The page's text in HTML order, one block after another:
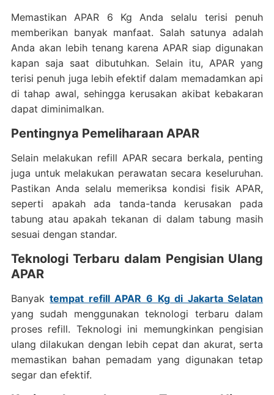
Memastikan APAR 6 Kg Anda selalu terisi penuh
memberikan banyak manfaat. Salah satunya adalah
Anda akan lebih tenang karena APAR siap digunakan
kapan saja saat dibutuhkan. Selain itu, APAR yang
terisi penuh juga lebih efektif dalam memadamkan api
di tahap awal, sehingga kerusakan akibat kebakaran
dapat diminimalkan.
Pentingnya Pemeliharaan APAR
Selain melakukan refill APAR secara berkala, penting
juga untuk melakukan perawatan secara keseluruhan.
Pastikan Anda selalu memeriksa kondisi fisik APAR,
seperti apakah ada tanda-tanda kerusakan pada
tabung atau apakah tekanan di dalam tabung masih
sesuai dengan standar.
Teknologi Terbaru dalam Pengisian Ulang
APAR
Banyaktempat refill APAR 6 Kg di Jakarta Selatan
yang sudah menggunakan teknologi terbaru dalam
proses refill. Teknologi ini memungkinkan pengisian
ulang dilakukan dengan lebih cepat dan akurat, serta
memastikan bahan pemadam yang digunakan tetap
segar dan efektif.